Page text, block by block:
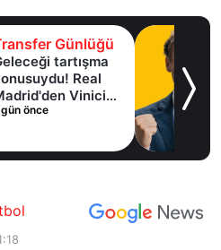
Günlüğü
tartışma
Real
Vinicius
kararı
gün önce